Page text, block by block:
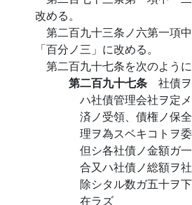
改める。
第二百九十三条ノ六第一項
「百分ノ三」に改める。
第二百九十七条を次のように
第二百九十七条 社債
ハ社債管理会社ヲ定
済ノ受領、債権ノ保
理ヲ為スベキコトヲ
但シ各社債ノ金額ガ
合又ハ社債ノ総額ヲ
除シタル数ガ五十ヲ
在ラズ